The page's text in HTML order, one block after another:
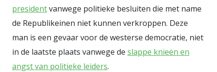
presidentvanwege politieke besluiten die met name
de Republikeinen niet kunnen verkroppen. Deze
man is een gevaar voor de westerse democratie, niet
in de laatste plaats vanwege de slappe knieën en
angst van politieke leiders.